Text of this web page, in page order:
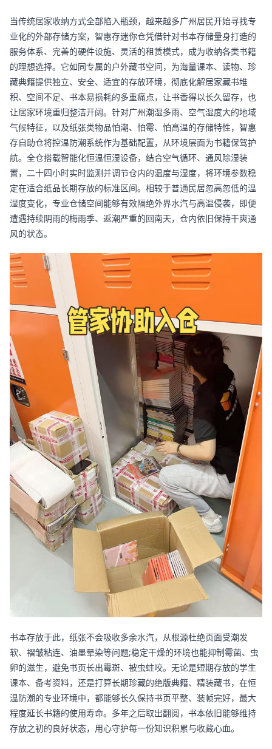
当传统居家收纳方式全部陷入瓶颈，越来越多广州居民开始寻找专
业化的外部存储方案，智惠存迷你仓凭借针对书本存储量身打造的
服务体系、完善的硬件设施、灵活的租赁模式，成为收纳各类书籍
的理想选择。它如同专属的户外藏书空间，为海量课本、读物、珍
藏典籍提供独立、安全、适宜的存放环境，彻底化解居家藏书堆
积、空间不足、书本易损耗的多重痛点，让书香得以长久留存，也
让居家环境重归整洁开阔。针对广州潮湿多雨、空气湿度大的地域
气候特征，以及纸张类物品怕潮、怕霉、怕高温的存储特性，智惠
存自助仓将控温防潮系统作为基础配置，从环境层面为书籍保驾护
航。全仓搭载智能化恒温恒湿设备，结合空气循环、通风除湿装
置，二十四小时实时监测并调节仓内的温度与湿度，将环境参数稳
定在适合纸品长期存放的标准区间。相较于普通民居忽高忽低的温
湿度变化，专业仓储空间能够有效隔绝外界水汽与高温侵袭，即便
遭遇持续阴雨的梅雨季、返潮严重的回南天，仓内依旧保持干爽通
风的状态。
书本存放于此，纸张不会吸收多余水汽，从根源杜绝页面受潮发
软、褶皱粘连、油墨晕染等问题;稳定干燥的环境也能抑制霉菌、虫
卵的滋生，避免书页长出霉斑、被虫蛀咬。无论是短期存放的学生
课本、备考资料，还是打算长期珍藏的绝版典籍、精装藏书，在恒
温防潮的专业环境中，都能够长久保持书页平整、装帧完好，最大
程度延长书籍的使用寿命。多年之后取出翻阅，书本依旧能够维持
存放之初的良好状态，用心守护每一份知识积累与收藏心血。